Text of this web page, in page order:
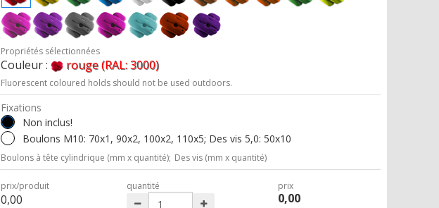
Propriétés sélectionnées
Couleur : rouge (RAL: 3000)
Fluorescent coloured holds should not be used outdoors.
Fixations
Non inclus!
Boulons M10: 70x1, 90x2, 100x2, 110x5; Des vis 5,0: 50x10
Boulons à tête cylindrique (mm x quantité); Des vis (mm x quantité)
prix/produit
0,00
quantité prix
0,00